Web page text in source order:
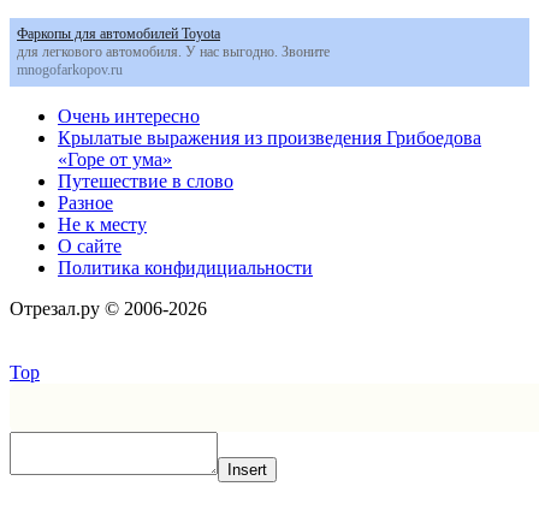
Фаркопы для автомобилей Toyota
для легкового автомобиля. У нас выгодно. Звоните
mnogofarkopov.ru
Очень интересно
Крылатые выражения из произведения Грибоедова
«Горе от ума»
Путешествие в слово
Разное
Не к месту
О сайте
Политика конфидициальности
Отрезал.ру © 2006-2026
Top
Insert